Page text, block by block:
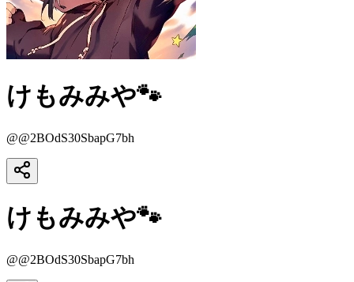
けもみみや🐾
@@2BOdS30SbapG7bh
けもみみや🐾
@@2BOdS30SbapG7bh